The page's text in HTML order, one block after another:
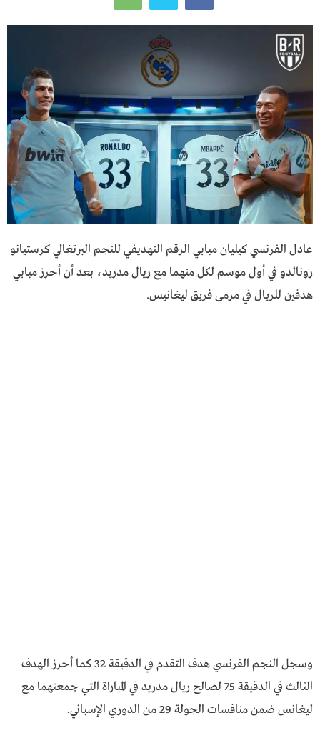
عادل الفرنسي كيليان مبابي الرقم التهديفي للنجم البرتغالي كرستيانو
رونالدو في أول موسم لكل منهما مع ريال مدريد، بعد أن أحرز مبابي
هدفين للريال في مرمى فريق ليغانيس.
وسجل النجم الفرنسي هدف التقدم في الدقيقة 32 كما أحرز الهدف
الثالث في الدقيقة 75 لصالح ريال مدريد في المباراة التي جمعتهما مع
ليغانس ضمن منافسات الجولة 29 من الدوري الإسباني.